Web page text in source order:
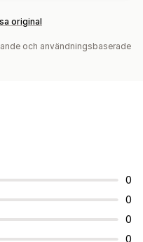
original
och användningsbaserade
0
0
0
0